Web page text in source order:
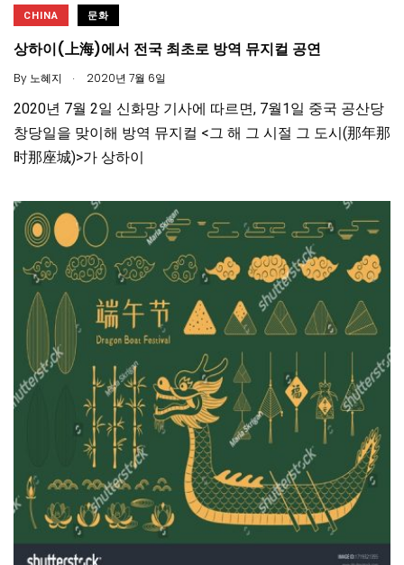
CHINA 문화
상하이(上海)에서 전국 최초로 방역 뮤지컬 공연
By 노혜지 . 2020년 7월 6일
2020년 7월 2일 신화망 기사에 따르면, 7월1일 중국 공산당
창당일을 맞이해 방역 뮤지컬 <그 해 그 시절 그 도시(那年那
时那座城)>가 상하이